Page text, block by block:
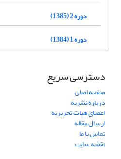
دوره 2 (1385)
دوره 1 (1384)
دسترسی سریع
صفحه اصلی
درباره نشریه
اعضای هیات تحریریه
ارسال مقاله
تماس با ما
نقشه سایت